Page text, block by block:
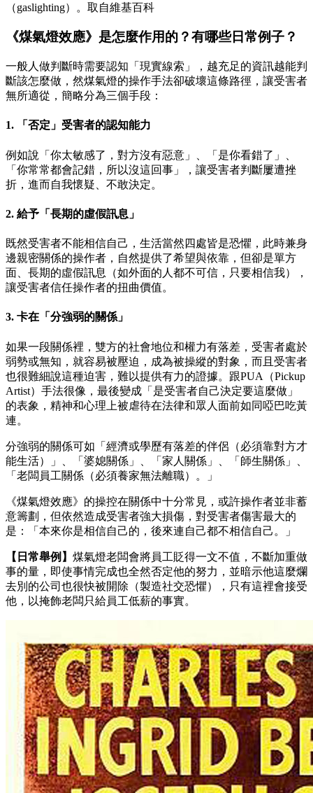
（gaslighting）。取自維基百科
《煤氣燈效應》是怎麼作用的？有哪些日常例子？
一般人做判斷時需要認知「現實線索」，越充足的資訊越能判
斷該怎麼做，然煤氣燈的操作手法卻破壞這條路徑，讓受害者
無所適從，簡略分為三個手段：
1. 「否定」受害者的認知能力
例如說「你太敏感了，對方沒有惡意」、「是你看錯了」、
「你常常都會記錯，所以沒這回事」，讓受害者判斷屢遭挫
折，進而自我懷疑、不敢決定。
2. 給予「長期的虛假訊息」
既然受害者不能相信自己，生活當然四處皆是恐懼，此時兼身
邊親密關係的操作者，自然提供了希望與依靠，但卻是單方
面、長期的虛假訊息（如外面的人都不可信，只要相信我），
讓受害者信任操作者的扭曲價值。
3. 卡在「分強弱的關係」
如果一段關係裡，雙方的社會地位和權力有落差，受害者處於
弱勢或無知，就容易被壓迫，成為被操縱的對象，而且受害者
也很難細說這種迫害，難以提供有力的證據。跟PUA（Pickup
Artist）手法很像，最後變成「是受害者自己決定要這麼做」
的表象，精神和心理上被虐待在法律和眾人面前如同啞巴吃黃
連。
分強弱的關係可如「經濟或學歷有落差的伴侶（必須靠對方才
能生活）」、「婆媳關係」、「家人關係」、「師生關係」、
「老闆員工關係（必須養家無法離職）。」
《煤氣燈效應》的操控在關係中十分常見，或許操作者並非蓄
意籌劃，但依然造成受害者強大損傷，對受害者傷害最大的
是：「本來你是相信自己的，後來連自己都不相信自己。」
【日常舉例】 煤氣燈老闆會將員工貶得一文不值，不斷加重做
事的量，即使事情完成也全然否定他的努力，並暗示他這麼爛
去別的公司也很快被開除（製造社交恐懼），只有這裡會接受
他，以掩飾老闆只給員工低薪的事實。